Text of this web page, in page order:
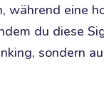
während eine
du diese
sondern